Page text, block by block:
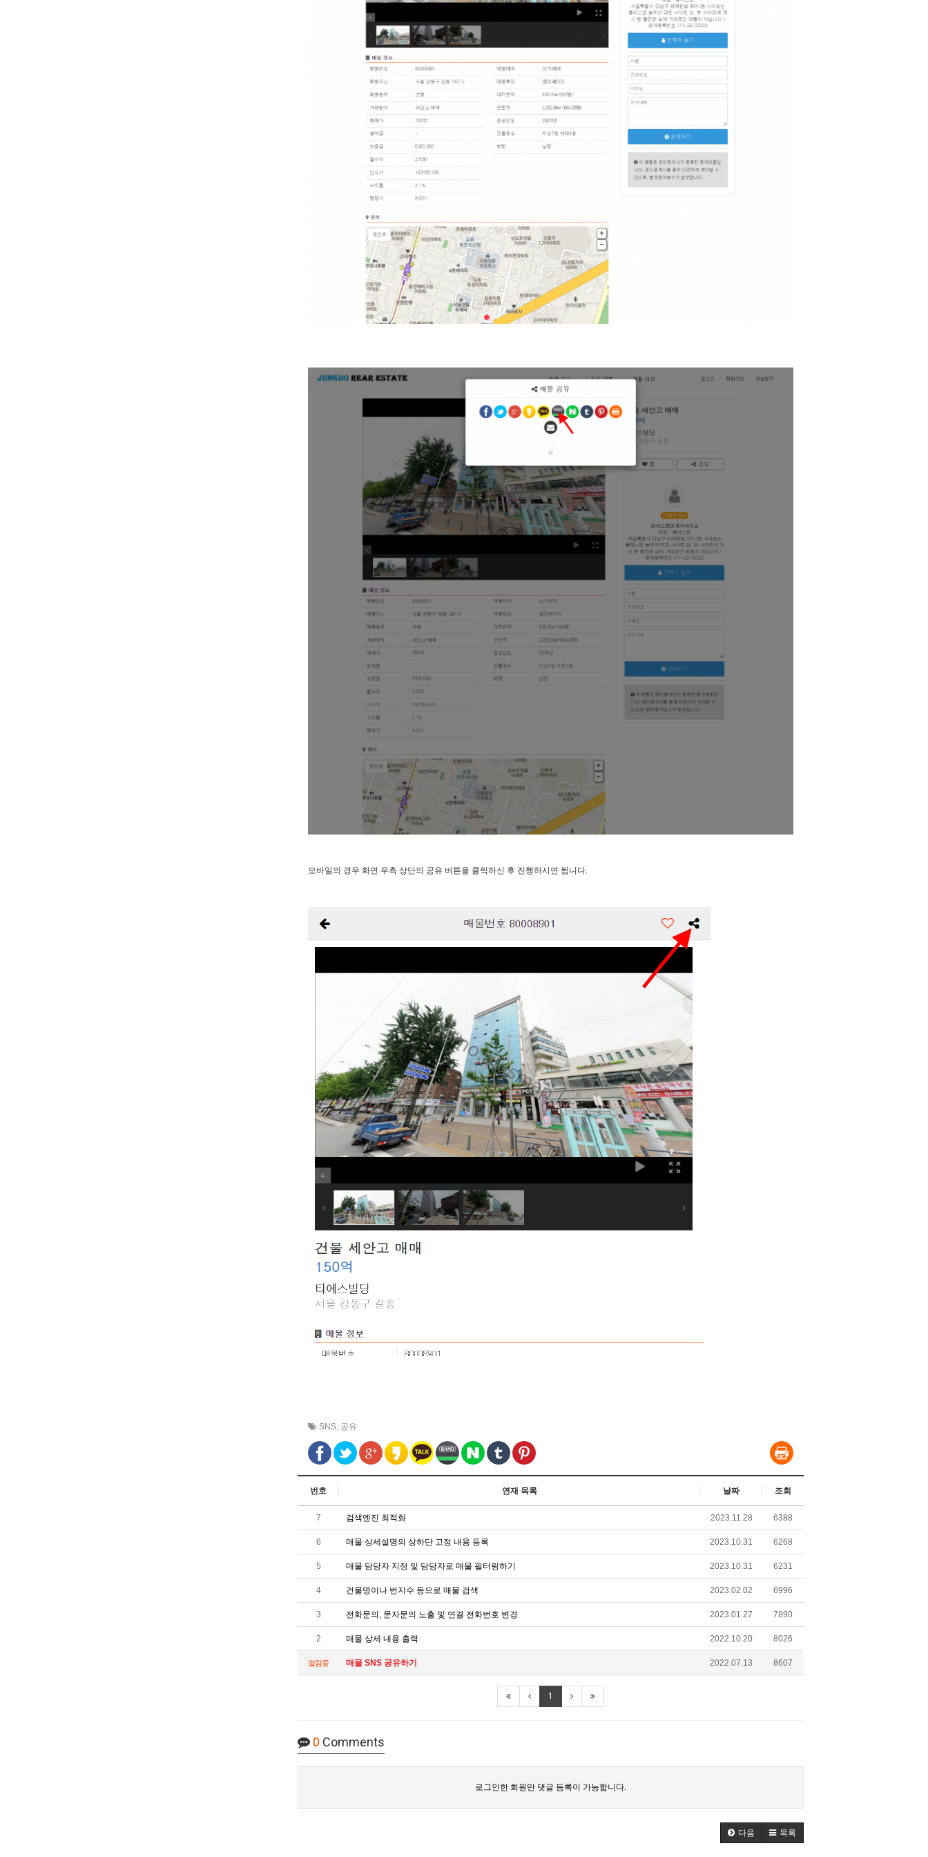
모바일의 경우 화면 우측 상단의 공유 버튼을 클릭하신 후 진행하시면 됩니다.
SNS, 공유
번호 연재 목록 날짜 조회
7 검색엔진 최적화 2023.11.28 6388
6 매물 상세설명의 상하단 고정 내용 등록 2023.10.31 6268
5 매물 담당자 지정 및 담당자로 매물 필터링하기 2023.10.31 6231
4 건물명이나 번지수 등으로 매물 검색 2023.02.02 6996
3 전화문의, 문자문의 노출 및 연결 전화번호 변경 2023.01.27 7890
2 매물 상세 내용 출력 2022.10.20 8026
열람중 매물 SNS 공유하기 2022.07.13 8607
1
0 Comments
로그인한 회원만 댓글 등록이 가능합니다.
다음 목록